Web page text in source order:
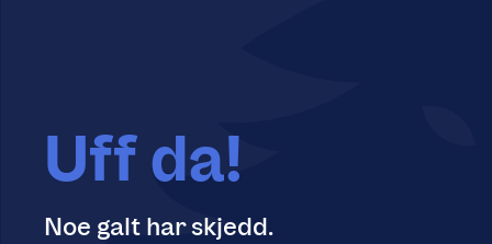
Uff da!
Noe galt har skjedd.